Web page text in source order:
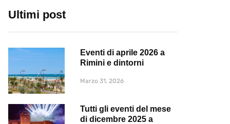
Ultimi post
Eventi di aprile 2026 a
Rimini e dintorni
Marzo 31, 2026
Tutti gli eventi del mese
di dicembre 2025 a